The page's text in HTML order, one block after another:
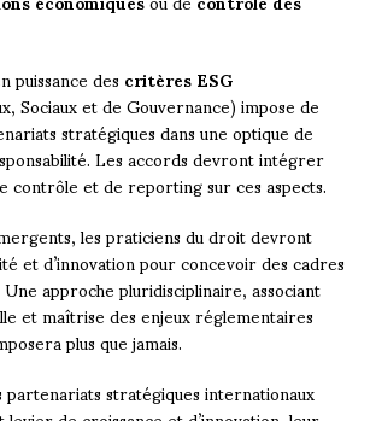
descritères ESG
Sociaux et de Gouvernance) impose de
stratégiques dans une optique de
Les accords devront intégrer
contrôle et de reporting sur ces aspects.
les praticiens du droit devront
et d’innovation pour concevoir des cadres
approche pluridisciplinaire, associant
et maîtrise des enjeux réglementaires
plus que jamais.
stratégiques internationaux